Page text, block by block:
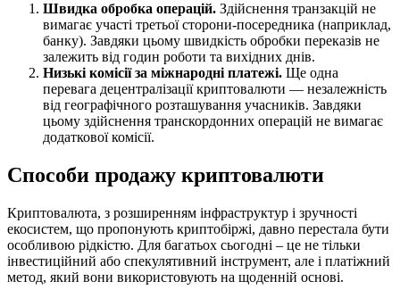
Швидка обробка операцій. Здійснення транзакцій не
вимагає участі третьої сторони-посередника (наприклад,
банку). Завдяки цьому швидкість обробки переказів не
залежить від годин роботи та вихідних днів.
Низькі комісії за міжнародні платежі. Ще одна
перевага децентралізації криптовалюти — незалежність
від географічного розташування учасників. Завдяки
цьому здійснення транскордонних операцій не вимагає
додаткової комісії.
Способи продажу криптовалюти
Криптовалюта, з розширенням інфраструктур і зручності
екосистем, що пропонують криптобіржі, давно перестала бути
особливою рідкістю. Для багатьох сьогодні – це не тільки
інвестиційний або спекулятивний інструмент, але і платіжний
метод, який вони використовують на щоденній основі.